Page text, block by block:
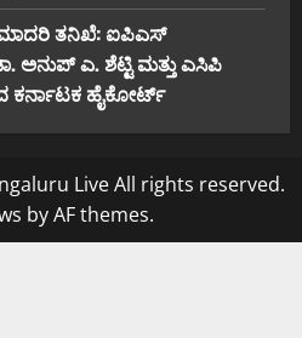
ಮಾದರಿ ತನಿಖೆ: ಐಪಿಎಸ್
ಅನುಪ್ ಎ. ಶೆಟ್ಟಿ ಮತ್ತು ಎಸಿಪಿ
ಕರ್ನಾಟಕ ಹೈಕೋರ್ಟ್
Live All rights reserved.
by AF themes.